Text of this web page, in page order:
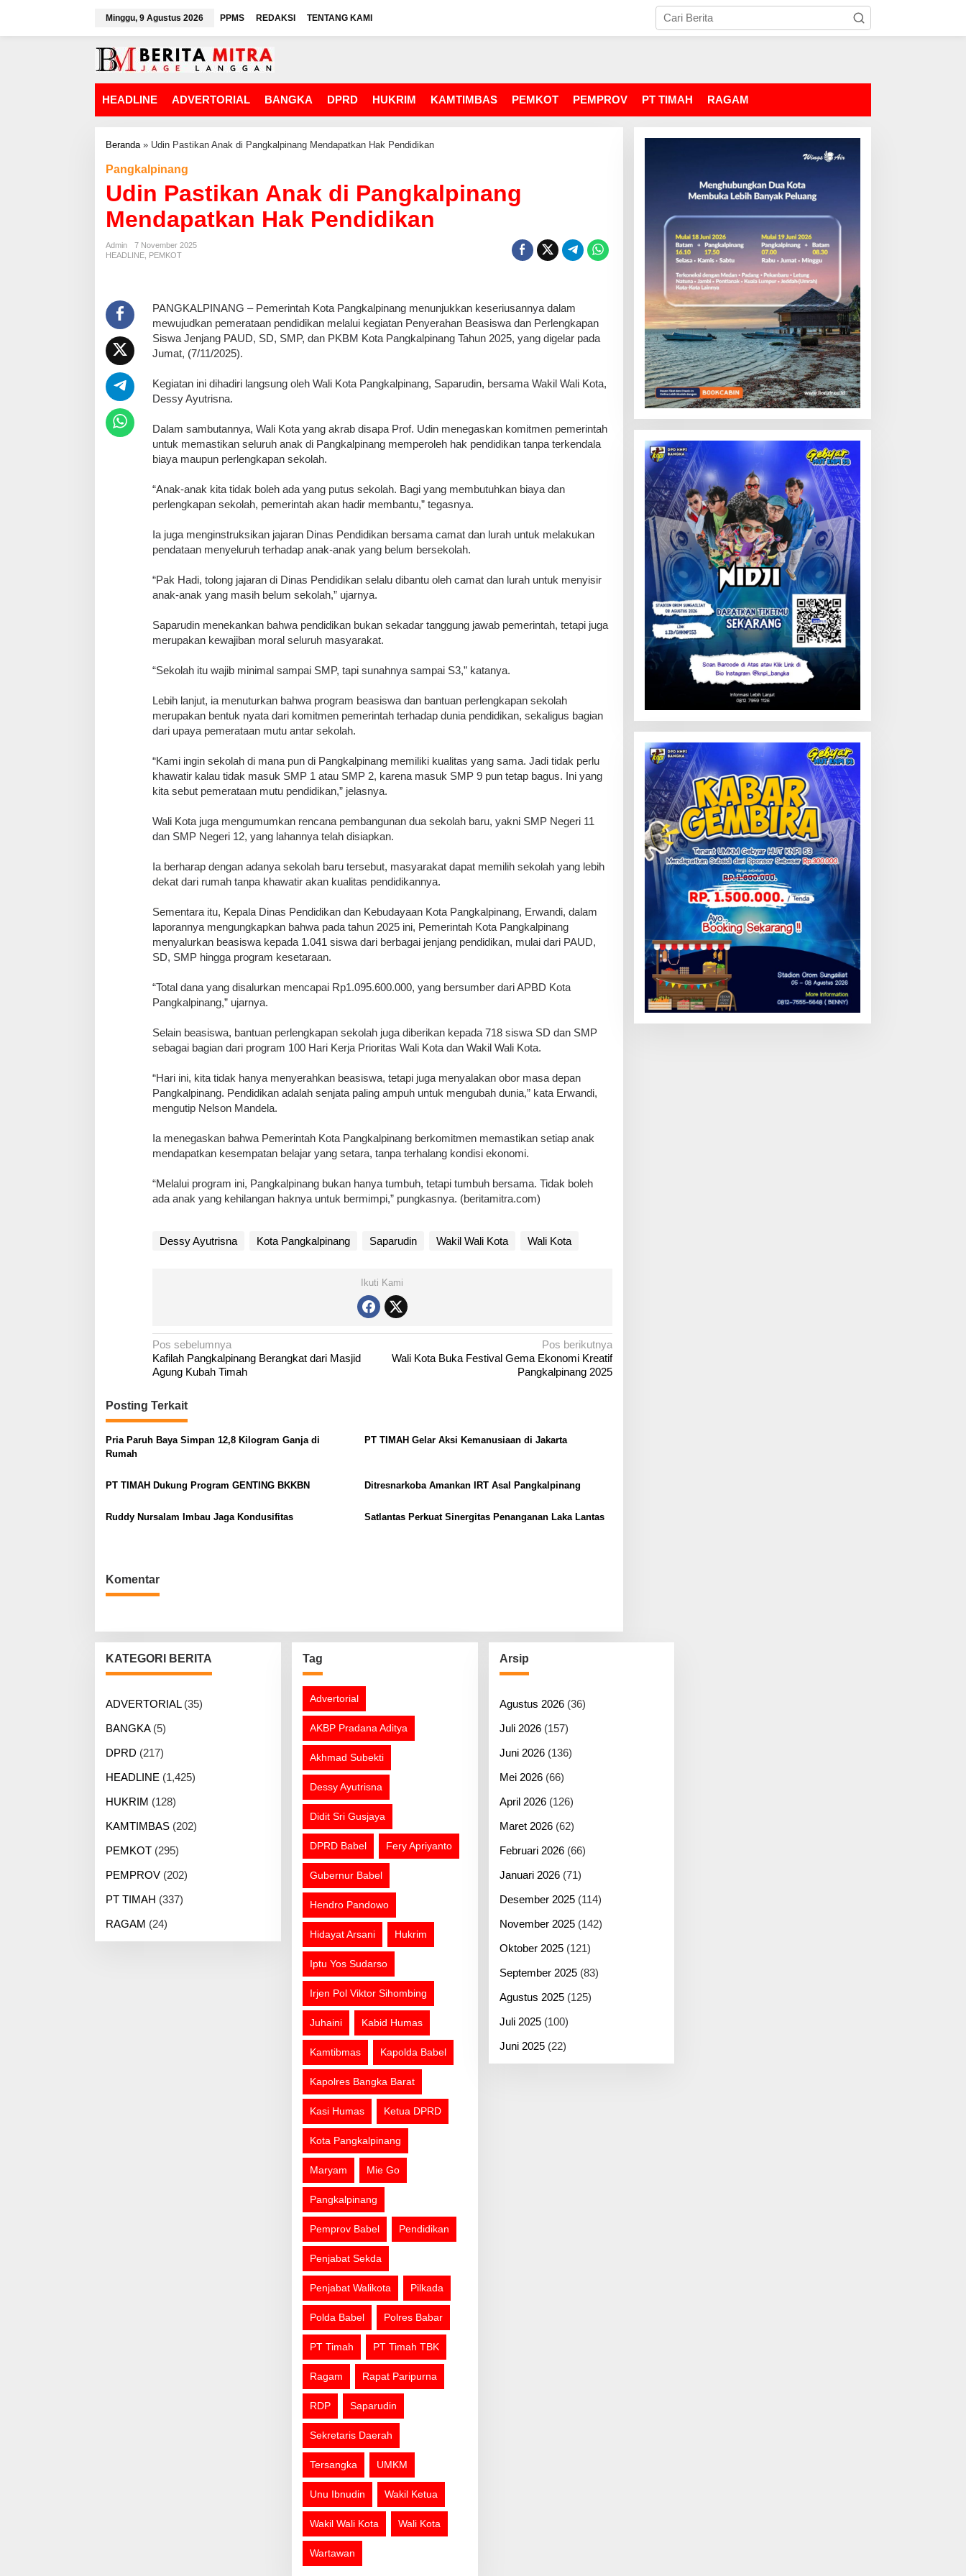
w
Minggu, 9 Agustus 2026 PPMS REDAKSI TENTANG KAMI
HEADLINE ADVERTORIAL BANGKA DPRD HUKRIM KAMTIMBAS PEMKOT PEMPROV PT TIMAH RAGAM
Beranda» Udin Pastikan Anak di Pangkalpinang Mendapatkan Hak Pendidikan
Pangkalpinang
Udin Pastikan Anak di Pangkalpinang
Mendapatkan Hak Pendidikan
Admin
7 November 2025
HEADLINE PEMKOT
PANGKALPINANG – Pemerintah Kota Pangkalpinang menunjukkan keseriusannya dalam
mewujudkan pemerataan pendidikan melalui kegiatan Penyerahan Beasiswa dan Perlengkapan
Siswa Jenjang PAUD, SD, SMP, dan PKBM Kota Pangkalpinang Tahun 2025, yang digelar pada
Jumat, (7/11/2025).
‎Kegiatan ini dihadiri langsung oleh Wali Kota Pangkalpinang, Saparudin, bersama Wakil Wali Kota,
Dessy Ayutrisna.
‎Dalam sambutannya, Wali Kota yang akrab disapa Prof. Udin menegaskan komitmen pemerintah
untuk memastikan seluruh anak di Pangkalpinang memperoleh hak pendidikan tanpa terkendala
biaya maupun perlengkapan sekolah.
‎“Anak-anak kita tidak boleh ada yang putus sekolah. Bagi yang membutuhkan biaya dan
perlengkapan sekolah, pemerintah akan hadir membantu,” tegasnya.
‎Ia juga menginstruksikan jajaran Dinas Pendidikan bersama camat dan lurah untuk melakukan
pendataan menyeluruh terhadap anak-anak yang belum bersekolah.
‎“Pak Hadi, tolong jajaran di Dinas Pendidikan selalu dibantu oleh camat dan lurah untuk menyisir
anak-anak yang masih belum sekolah,” ujarnya.
‎Saparudin menekankan bahwa pendidikan bukan sekadar tanggung jawab pemerintah, tetapi juga
merupakan kewajiban moral seluruh masyarakat.
‎“Sekolah itu wajib minimal sampai SMP, tapi sunahnya sampai S3,” katanya.
‎Lebih lanjut, ia menuturkan bahwa program beasiswa dan bantuan perlengkapan sekolah
merupakan bentuk nyata dari komitmen pemerintah terhadap dunia pendidikan, sekaligus bagian
dari upaya pemerataan mutu antar sekolah.
‎“Kami ingin sekolah di mana pun di Pangkalpinang memiliki kualitas yang sama. Jadi tidak perlu
khawatir kalau tidak masuk SMP 1 atau SMP 2, karena masuk SMP 9 pun tetap bagus. Ini yang
kita sebut pemerataan mutu pendidikan,” jelasnya.
‎Wali Kota juga mengumumkan rencana pembangunan dua sekolah baru, yakni SMP Negeri 11
dan SMP Negeri 12, yang lahannya telah disiapkan.
‎Ia berharap dengan adanya sekolah baru tersebut, masyarakat dapat memilih sekolah yang lebih
dekat dari rumah tanpa khawatir akan kualitas pendidikannya.
‎Sementara itu, Kepala Dinas Pendidikan dan Kebudayaan Kota Pangkalpinang, Erwandi, dalam
laporannya mengungkapkan bahwa pada tahun 2025 ini, Pemerintah Kota Pangkalpinang
menyalurkan beasiswa kepada 1.041 siswa dari berbagai jenjang pendidikan, mulai dari PAUD,
SD, SMP hingga program kesetaraan.
‎“Total dana yang disalurkan mencapai Rp1.095.600.000, yang bersumber dari APBD Kota
Pangkalpinang,” ujarnya.
‎Selain beasiswa, bantuan perlengkapan sekolah juga diberikan kepada 718 siswa SD dan SMP
sebagai bagian dari program 100 Hari Kerja Prioritas Wali Kota dan Wakil Wali Kota.
‎“Hari ini, kita tidak hanya menyerahkan beasiswa, tetapi juga menyalakan obor masa depan
Pangkalpinang. Pendidikan adalah senjata paling ampuh untuk mengubah dunia,” kata Erwandi,
mengutip Nelson Mandela.
‎Ia menegaskan bahwa Pemerintah Kota Pangkalpinang berkomitmen memastikan setiap anak
mendapatkan kesempatan belajar yang setara, tanpa terhalang kondisi ekonomi.
‎“Melalui program ini, Pangkalpinang bukan hanya tumbuh, tetapi tumbuh bersama. Tidak boleh
ada anak yang kehilangan haknya untuk bermimpi,” pungkasnya. (beritamitra.com)
Dessy Ayutrisna Kota Pangkalpinang Saparudin Wakil Wali Kota Wali Kota
Ikuti Kami
N
a
v
i
g
a
i
o
Pos sebelumnya
Kafilah Pangkalpinang Berangkat dari Masjid
Agung Kubah Timah
Pos berikutnya
Wali Kota Buka Festival Gema Ekonomi Kreatif
Pangkalpinang 2025
Posting Terkait
Pria Paruh Baya Simpan 12,8 Kilogram Ganja di
Rumah
PT TIMAH Gelar Aksi Kemanusiaan di Jakarta
PT TIMAH Dukung Program GENTING BKKBN Ditresnarkoba Amankan IRT Asal Pangkalpinang
Ruddy Nursalam Imbau Jaga Kondusifitas Satlantas Perkuat Sinergitas Penanganan Laka Lantas
Komentar
KATEGORI BERITA
ADVERTORIAL(35)
BANGKA(5)
DPRD (217)
HEADLINE (1,425)
HUKRIM (128)
KAMTIMBAS (202)
PEMKOT (295)
PEMPROV (202)
PT TIMAH (337)
RAGAM (24)
Tag
Advertorial
AKBP Pradana Aditya
Akhmad Subekti
Dessy Ayutrisna
Didit Sri Gusjaya
DPRD Babel Fery Apriyanto
Gubernur Babel
Hendro Pandowo
Hidayat Arsani Hukrim
Iptu Yos Sudarso
Irjen Pol Viktor Sihombing
Juhaini Kabid Humas
Kamtibmas Kapolda Babel
Kapolres Bangka Barat
Kasi Humas Ketua DPRD
Kota Pangkalpinang
Maryam Mie Go
Pangkalpinang
Pemprov Babel Pendidikan
Penjabat Sekda
Penjabat Walikota Pilkada
Polda Babel Polres Babar
PT Timah PT Timah TBK
Ragam Rapat Paripurna
RDP Saparudin
Sekretaris Daerah
Tersangka UMKM
Unu Ibnudin Wakil Ketua
Wakil Wali Kota Wali Kota
Wartawan
Arsip
Agustus 2026(36)
Juli 2026(157)
Juni 2026(136)
Mei 2026(66)
April 2026(126)
Maret 2026(62)
Februari 2026(66)
Januari 2026(71)
Desember 2025(114)
November 2025(142)
Oktober 2025(121)
September 2025(83)
Agustus 2025(125)
Juli 2025(100)
Juni 2025(22)